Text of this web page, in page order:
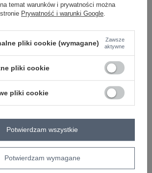
wiskoza, 30% bawełna , 5%
P6224.71
MODA
dresowe
temat warunków i prywatności można
Prywatność i warunki Google
pliki cookie (wymagane)
Zawsze
aktywne
pliki cookie
pliki cookie
Potwierdzam wymagane
Potwierdzam wszystkie